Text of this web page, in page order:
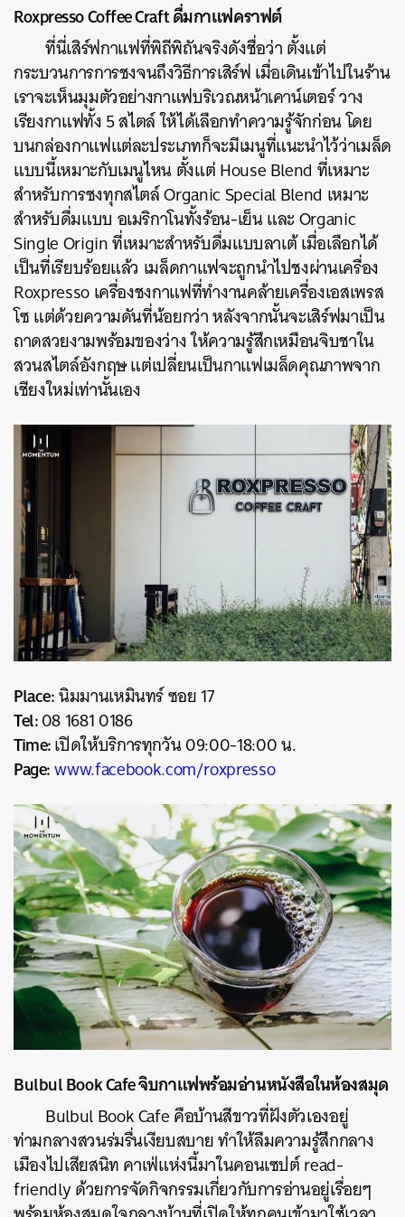
Roxpresso Coffee Craft ดื่มกาแฟคราฟต์
ที่นี่เสิร์ฟกาแฟที่พิถีพิถันจริงดังชื่อว่า ตั้งแต่
กระบวนการการชงจนถึงวิธีการเสิร์ฟ เมื่อเดินเข้าไปในร้าน
เราจะเห็นมุมตัวอย่างกาแฟบริเวณหน้าเคาน์เตอร์ วาง
เรียงกาแฟทั้ง 5 สไตล์ ให้ได้เลือกทำความรู้จักก่อน โดย
บนกล่องกาแฟแต่ละประเภทก็จะมีเมนูที่แนะนำไว้ว่าเมล็ด
แบบนี้เหมาะกับเมนูไหน ตั้งแต่ House Blend ที่เหมาะ
สำหรับการชงทุกสไตล์ Organic Special Blend เหมาะ
สำหรับดื่มแบบ อเมริกาโนทั้งร้อน-เย็น และ Organic
Single Origin ที่เหมาะสำหรับดื่มแบบลาเต้ เมื่อเลือกได้
เป็นที่เรียบร้อยแล้ว เมล็ดกาแฟจะถูกนำไปชงผ่านเครื่อง
Roxpresso เครื่องชงกาแฟที่ทำงานคล้ายเครื่องเอสเพรส
โซ แต่ด้วยความดันที่น้อยกว่า หลังจากนั้นจะเสิร์ฟมาเป็น
ถาดสวยงามพร้อมของว่าง ให้ความรู้สึกเหมือนจิบชาใน
สวนสไตล์อังกฤษ แต่เปลี่ยนเป็นกาแฟเมล็ดคุณภาพจาก
เชียงใหม่เท่านั้นเอง
Place:นิมมานเหมินทร์ ซอย 17
Tel:08 1681 0186
Time:เปิดให้บริการทุกวัน 09:00-18:00 น.
Page:www.facebook.com/roxpresso
Bulbul Book Cafe จิบกาแฟพร้อมอ่านหนังสือในห้องสมุด
Bulbul Book Cafe คือบ้านสีขาวที่ฝังตัวเองอยู่
ท่ามกลางสวนร่มรื่นเงียบสบาย ทำให้ลืมความรู้สึกกลาง
เมืองไปเสียสนิท คาเฟ่แห่งนี้มาในคอนเซปต์ read-
friendly ด้วยการจัดกิจกรรมเกี่ยวกับการอ่านอยู่เรื่อยๆ